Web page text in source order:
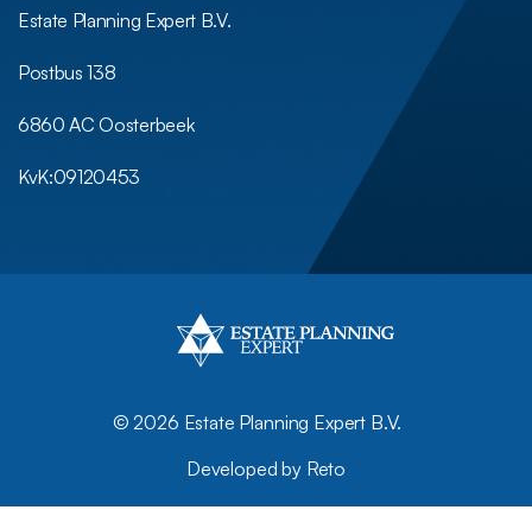
Estate Planning Expert B.V.
Postbus 138
6860 AC Oosterbeek
KvK:09120453
©2026 Estate Planning Expert B.V.
Developed by Reto